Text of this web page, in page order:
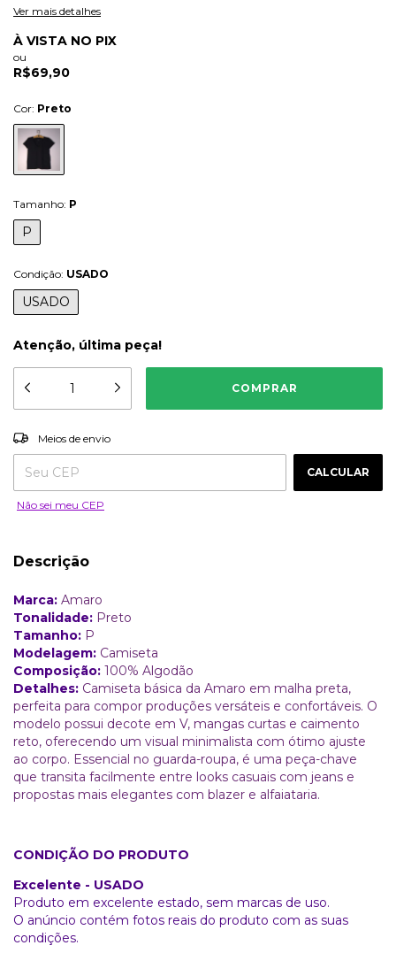
Ver mais detalhes
À VISTA NO PIX
ou
R$69,90
Cor: Preto
Tamanho: P
P
Condição: USADO
USADO
Atenção, última peça!
Entregas para o CEP:
Meios de envio
CALCULAR
Não sei meu CEP
Descrição
Marca: Amaro
Tonalidade: Preto
Tamanho: P
Modelagem: Camiseta
Composição: 100% Algodão
Detalhes: Camiseta básica da Amaro em malha preta,
perfeita para compor produções versáteis e confortáveis. O
modelo possui decote em V, mangas curtas e caimento
reto, oferecendo um visual minimalista com ótimo ajuste
ao corpo. Essencial no guarda-roupa, é uma peça-chave
que transita facilmente entre looks casuais com jeans e
propostas mais elegantes com blazer e alfaiataria.
CONDIÇÃO DO PRODUTO
Excelente - USADO
Produto em excelente estado, sem marcas de uso.
O anúncio contém fotos reais do produto com as suas
condições.